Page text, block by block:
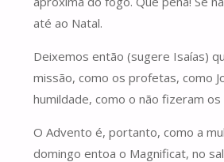
até ao Natal.
Deixemos então (sugere Isaías)
missão, como os profetas, como
humildade, como o não fizeram
O Advento é, portanto, como a
domingo entoa o Magnificat, no